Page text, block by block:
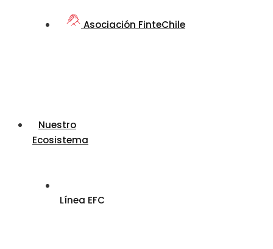
Asociación FinteChile
Nuestro
Ecosistema
Línea EFC